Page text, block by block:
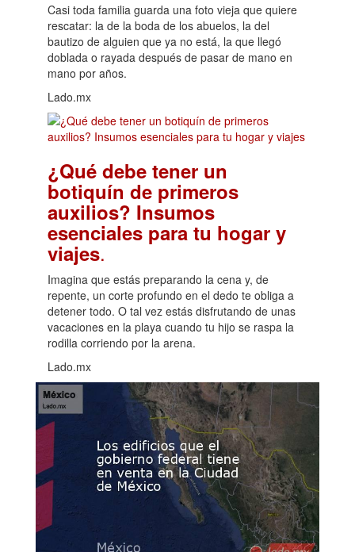
Casi toda familia guarda una foto vieja que quiere
rescatar: la de la boda de los abuelos, la del
bautizo de alguien que ya no está, la que llegó
doblada o rayada después de pasar de mano en
mano por años.
Lado.mx
¿Qué debe tener un
botiquín de primeros
auxilios? Insumos
esenciales para tu hogar y
viajes.
Imagina que estás preparando la cena y, de
repente, un corte profundo en el dedo te obliga a
detener todo. O tal vez estás disfrutando de unas
vacaciones en la playa cuando tu hijo se raspa la
rodilla corriendo por la arena.
Lado.mx